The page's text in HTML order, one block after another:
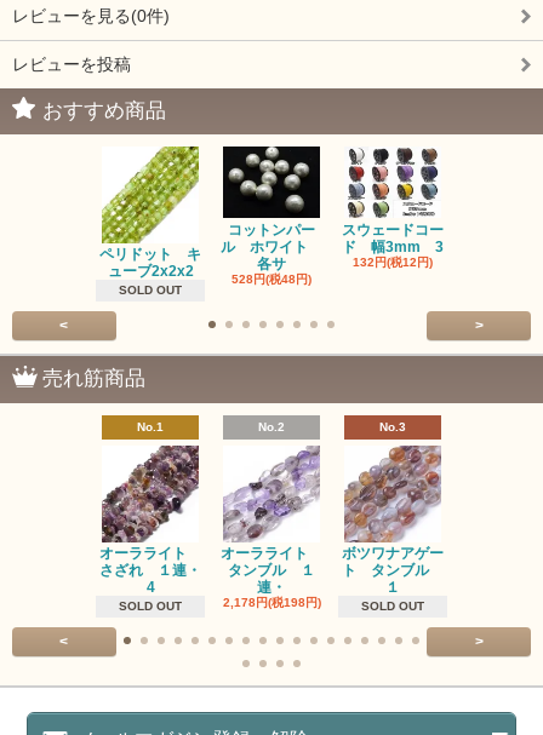
レビューを見る(0件)
レビューを投稿
おすすめ商品
ペリドット キ
ューブ2x2x2
SOLD OUT
コットンパー
ル ホワイト
各サ
528円(税48円)
スウェードコー
ド 幅3mm 3
132円(税12円)
< >
売れ筋商品
No.1
オーラライト
さざれ １連・
4
SOLD OUT
No.2
オーラライト
タンブル １
連・
2,178円(税198円)
No.3
ボツワナアゲー
ト タンブル
１
SOLD OUT
< >